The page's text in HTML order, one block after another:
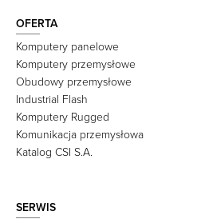
OFERTA
Komputery panelowe
Komputery przemysłowe
Obudowy przemysłowe
Industrial Flash
Komputery Rugged
Komunikacja przemysłowa
Katalog CSI S.A.
SERWIS